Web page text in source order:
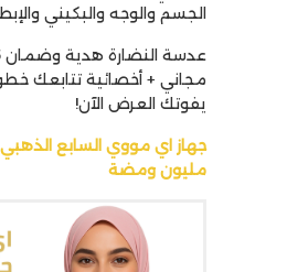
الجسم والوجه والبكيني
مجاني + أخصائية تتابعك
يفوتك العرض الآن!
مليون ومضة